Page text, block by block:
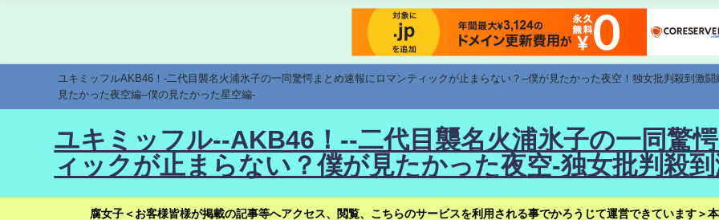
ユキミッフルAKB46！-二代目襲名火浦氷子の一同驚愕まとめ速報にロマンティックが止まらない？--僕が見たかった夜空！独女批判殺到激
見たかった夜空編--僕の見たかった星空編-
ユキミッフル--AKB46！--二代目襲名火浦氷子の一同驚
ィックが止まらない？僕が見たかった夜空-独女批判殺
腐女子＜お客様皆様が掲載の記事等へアクセス、閲覧、こちらのサービスを利用される事でかろうじて運営できています＞